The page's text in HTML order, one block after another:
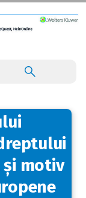
și motiv